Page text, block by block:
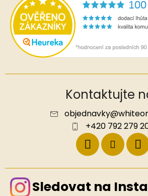
Kontaktujte
objednavky@
+420 792 279
Sledovat na